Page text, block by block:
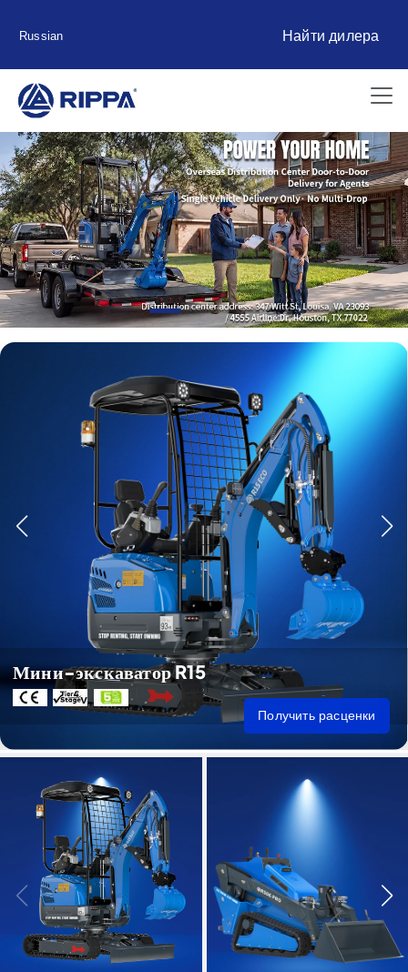
Russian Найти дилера
Мини-экскаватор R15
Получить расценки